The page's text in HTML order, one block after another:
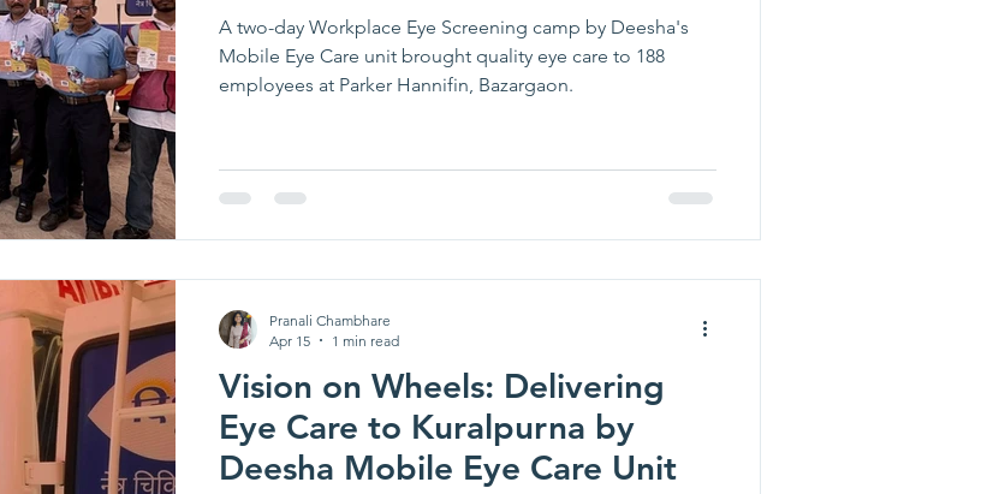
A two-day Workplace Eye Screening camp by Deesha's
Mobile Eye Care unit brought quality eye care to 188
employees at Parker Hannifin, Bazargaon.
Vision on Wheels: Delivering
Eye Care to Kuralpurna by
Deesha Mobile Eye Care Unit
Pranali Chambhare
Apr 15
1 min read